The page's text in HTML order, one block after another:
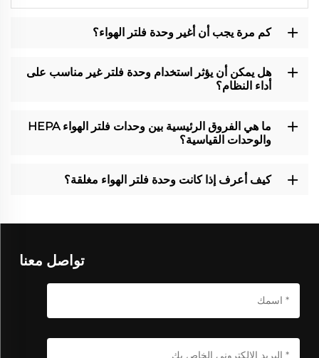
كم مرة يجب أن أغير وحدة فلتر الهواء؟
هل يمكن أن يؤثر استخدام وحدة فلتر غير مناسب على
أداء النظام؟
ما هي الفروق الرئيسية بين وحدات فلتر الهواء HEPA
والوحدات القياسية؟
كيف أعرف إذا كانت وحدة فلتر الهواء مغلقة؟
تواصل معنا